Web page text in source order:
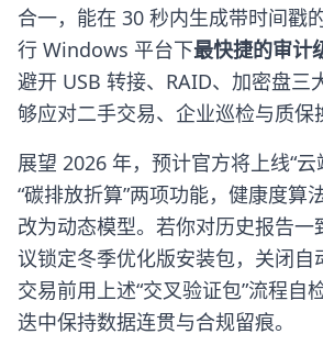
合一，能在 30 秒内生成带时间戳
行 Windows 平台下最快捷的审计
避开 USB 转接、RAID、加密盘三
够应对二手交易、企业巡检与质保
展望 2026 年，预计官方将上线“云
“碳排放折算”两项功能，健康度算
改为动态模型。若你对历史报告一
议锁定冬季优化版安装包，关闭自
交易前用上述“交叉验证包”流程自
迭中保持数据连贯与合规留痕。